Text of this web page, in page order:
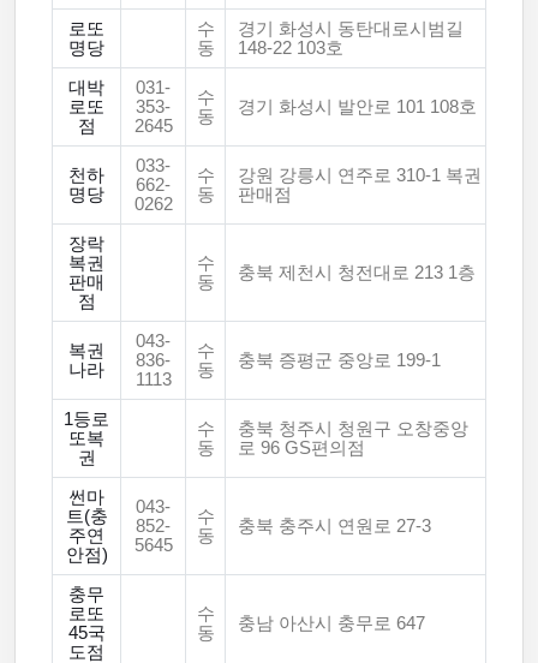
로또
명당
수
동
경기 화성시 동탄대로시범길
148-22 103호
대박
로또
점
031-
353-
2645
수
동
경기 화성시 발안로 101 108호
천하
명당
033-
662-
0262
수
동
강원 강릉시 연주로 310-1 복권
판매점
장락
복권
판매
점
수
동
충북 제천시 청전대로 213 1층
복권
나라
043-
836-
1113
수
동
충북 증평군 중앙로 199-1
1등로
또복
권
수
동
충북 청주시 청원구 오창중앙
로 96 GS편의점
썬마
트(충
주연
안점)
043-
852-
5645
수
동
충북 충주시 연원로 27-3
충무
로또
45국
도점
수
동
충남 아산시 충무로 647